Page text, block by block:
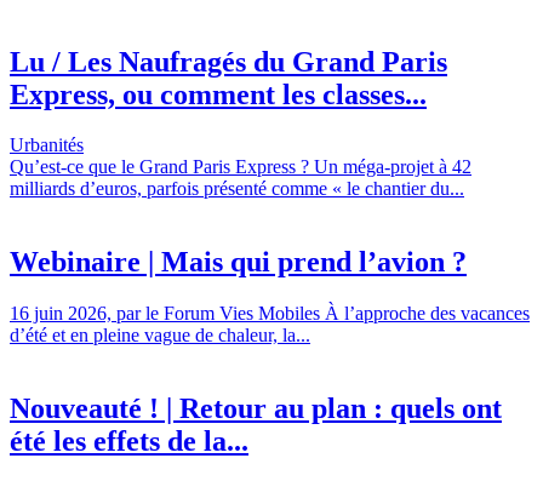
Lu / Les Naufragés du Grand Paris
Express, ou comment les classes...
Urbanités
Qu’est-ce que le Grand Paris Express ? Un méga-projet à 42
milliards d’euros, parfois présenté comme « le chantier du...
Webinaire | Mais qui prend l’avion ?
16 juin 2026, par le Forum Vies Mobiles À l’approche des vacances
d’été et en pleine vague de chaleur, la...
Nouveauté ! | Retour au plan : quels ont
été les effets de la...